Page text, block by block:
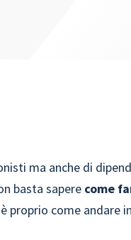
ma anche di
basta sapere come
proprio come andare